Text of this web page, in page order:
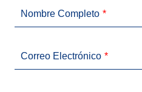
Nombre Completo
Correo Electrónico